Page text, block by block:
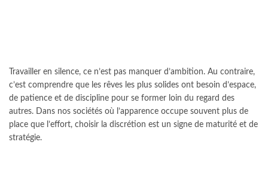
Travailler en silence, ce n’est pas manquer d’ambition. Au contraire,
c’est comprendre que les rêves les plus solides ont besoin d’espace,
de patience et de discipline pour se former loin du regard des
autres. Dans nos sociétés où l’apparence occupe souvent plus de
place que l’effort, choisir la discrétion est un signe de maturité et de
stratégie.